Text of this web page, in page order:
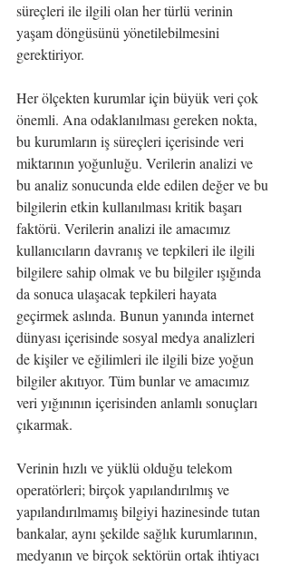
süreçleri ile ilgili olan her türlü verinin
yaşam döngüsünü yönetilebilmesini
gerektiriyor.
Her ölçekten kurumlar için büyük veri çok
önemli. Ana odaklanılması gereken nokta,
bu kurumların iş süreçleri içerisinde veri
miktarının yoğunluğu. Verilerin analizi ve
bu analiz sonucunda elde edilen değer ve bu
bilgilerin etkin kullanılması kritik başarı
faktörü. Verilerin analizi ile amacımız
kullanıcıların davranış ve tepkileri ile ilgili
bilgilere sahip olmak ve bu bilgiler ışığında
da sonuca ulaşacak tepkileri hayata
geçirmek aslında. Bunun yanında internet
dünyası içerisinde sosyal medya analizleri
de kişiler ve eğilimleri ile ilgili bize yoğun
bilgiler akıtıyor. Tüm bunlar ve amacımız
veri yığınının içerisinden anlamlı sonuçları
çıkarmak.
Verinin hızlı ve yüklü olduğu telekom
operatörleri; birçok yapılandırılmış ve
yapılandırılmamış bilgiyi hazinesinde tutan
bankalar, aynı şekilde sağlık kurumlarının,
medyanın ve birçok sektörün ortak ihtiyacı